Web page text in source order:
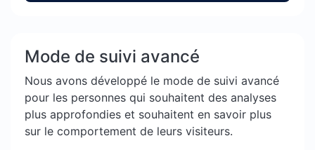
Mode de suivi avancé
Nous avons développé le mode de suivi avancé
pour les personnes qui souhaitent des analyses
plus approfondies et souhaitent en savoir plus
sur le comportement de leurs visiteurs.